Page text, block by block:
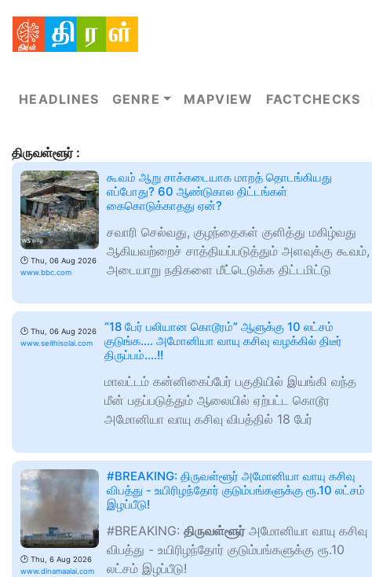
HEADLINES GENRE MAPVIEW FACTCHECKS
திருவள்ளூர் :
🕑 Thu, 06 Aug 2026
www.bbc.com
கூவம் ஆறு சாக்கடையாக மாறத் தொடங்கியது
எப்போது? 60 ஆண்டுகால திட்டங்கள்
கைகொடுக்காதது ஏன்?
சவாரி செல்வது, குழந்தைகள் குளித்து மகிழ்வது
ஆகியவற்றைச் சாத்தியப்படுத்தும் அளவுக்கு கூவம்,
அடையாறு நதிகளை மீட்டெடுக்க திட்டமிட்டு
🕑 Thu, 06 Aug 2026
www.seithisolai.com
“18 பேர் பலியான கொடூரம்” ஆளுக்கு 10 லட்சம்
குடுங்க…. அமோனியா வாயு கசிவு வழக்கில் திடீர்
திருப்பம்….!!
மாவட்டம் கன்னிகைப்பேர் பகுதியில் இயங்கி வந்த
மீன் பதப்படுத்தும் ஆலையில் ஏற்பட்ட கொடூர
அமோனியா வாயு கசிவு விபத்தில் 18 பேர்
🕑 Thu, 6 Aug 2026
www.dinamaalai.com
#BREAKING: திருவள்ளூர் அமோனியா வாயு கசிவு
விபத்து - உயிரிழந்தோர் குடும்பங்களுக்கு ரூ.10 லட்சம்
இழப்பீடு!
#BREAKING: திருவள்ளூர்அமோனியா வாயு கசிவு
விபத்து - உயிரிழந்தோர் குடும்பங்களுக்கு ரூ.10
லட்சம் இழப்பீடு!